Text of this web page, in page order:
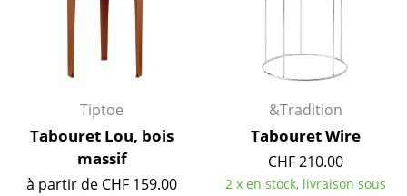
Tables de chevet et Accessoires de lit
... voir tous les lits
Horloges
Miroirs
Tiptoe
Tabouret Lou, bois
massif
à partir de CHF 159.00
&Tradition
Tabouret Wire
CHF 210.00
2 x en stock, livraison sous